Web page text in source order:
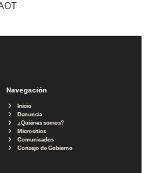
Navegación
Inicio
Denuncia
¿Quiénes somos?
Micrositios
Comunicados
Consejo de Gobierno